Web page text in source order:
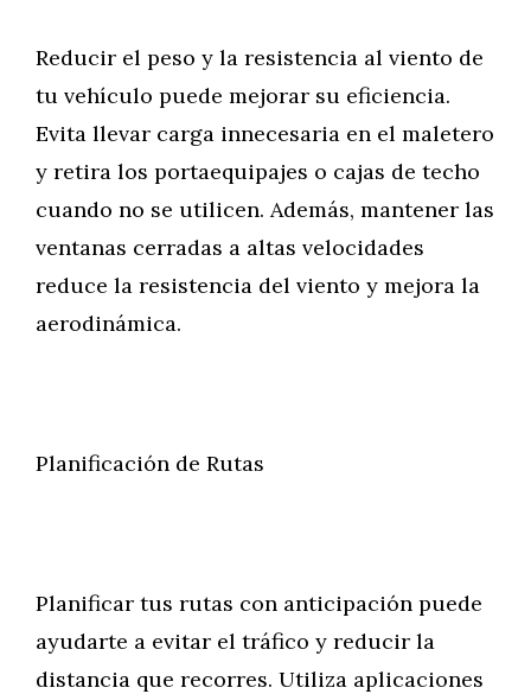
Reducir el peso y la resistencia al viento de
tu vehículo puede mejorar su eficiencia.
Evita llevar carga innecesaria en el maletero
y retira los portaequipajes o cajas de techo
cuando no se utilicen. Además, mantener las
ventanas cerradas a altas velocidades
reduce la resistencia del viento y mejora la
aerodinámica.
Planificación de Rutas
Planificar tus rutas con anticipación puede
ayudarte a evitar el tráfico y reducir la
distancia que recorres. Utiliza aplicaciones